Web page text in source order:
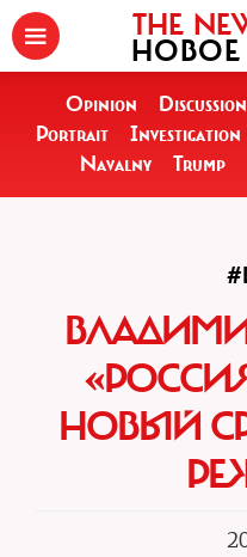
THE
НОВОЕ
Opinion Discussion
Portrait
Investigation
Navalny
Trump
НОВЫЙ